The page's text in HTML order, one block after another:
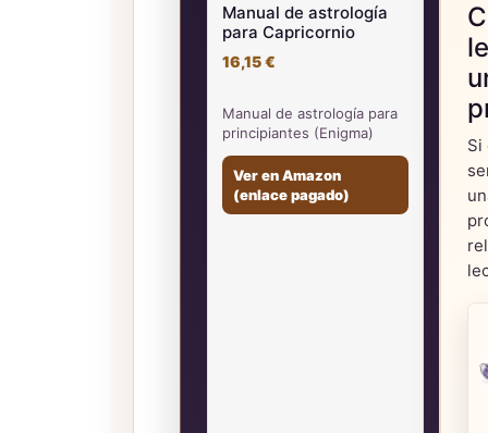
Manual de astrología
para Capricornio
16,15 €
Manual de astrología para
principiantes (Enigma)
Ver en Amazon
(enlace pagado)
Si